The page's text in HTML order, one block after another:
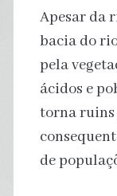
Apesar da
bacia do
pela
ácidos e
torna ruins
de